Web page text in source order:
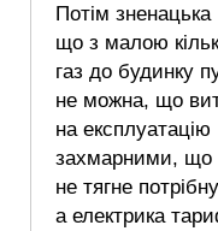
Потім
що з малою
газ до будинку
не можна, що
на експлуатацію
захмарними, що
не тягне
а електрика